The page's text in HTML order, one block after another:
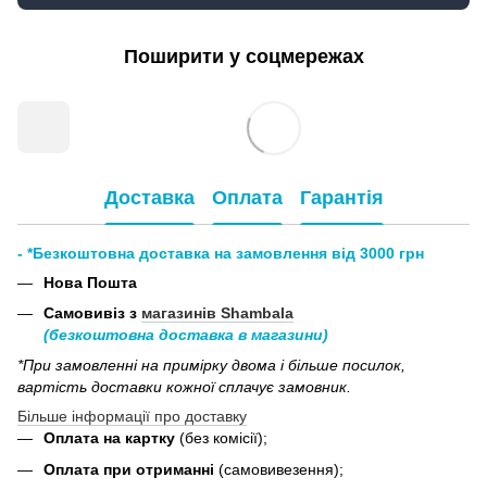
Поширити у соцмережах
Доставка Оплата Гарантія
- *Безкоштовна доставка на замовлення від 3000 грн
Нова Пошта
Самовивіз з магазинів Shambala
(безкоштовна доставка в магазини)
*При замовленні на примірку двома і більше посилок,
вартість доставки кожної сплачує замовник.
Більше інформації про доставку
Оплата на картку (без комісії);
Оплата при отриманні (самовивезення);